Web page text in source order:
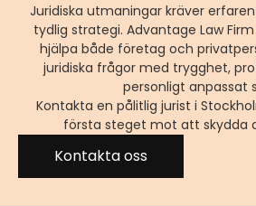
Juridiska utmaningar kräver
tydlig strategi. Advantage Law
hjälpa både företag och
juridiska frågor med trygghet,
personligt anpassat
Kontakta en pålitlig jurist i
första steget mot att skydda
Kontakta oss